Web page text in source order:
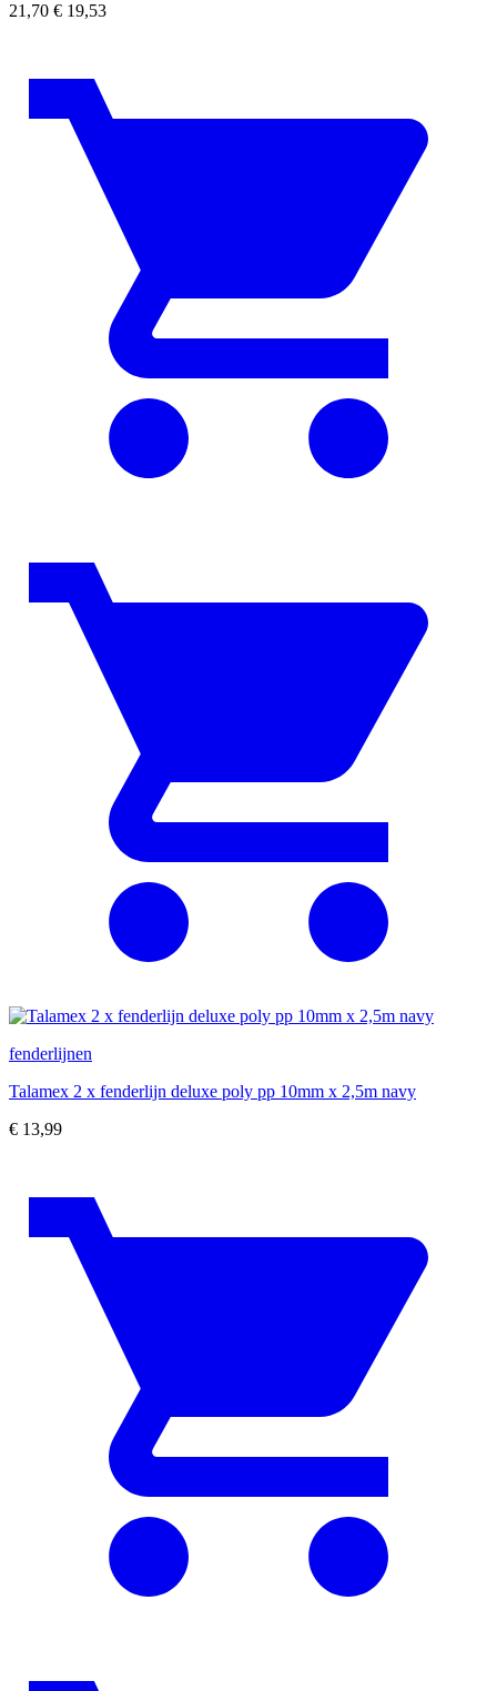
21,70 € 19,53
fenderlijnen
Talamex 2 x fenderlijn deluxe poly pp 10mm x 2,5m navy
€ 13,99